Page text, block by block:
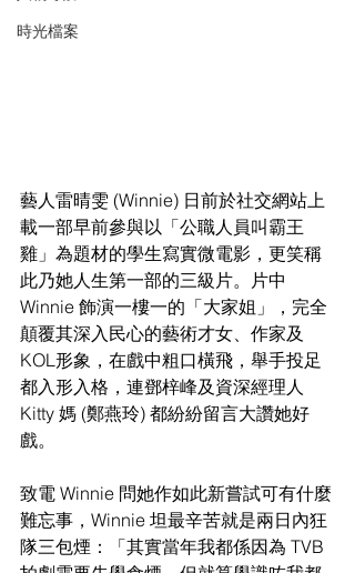
時光檔案
藝人雷晴雯 (Winnie) 日前於社交網站上
載一部早前參與以「公職人員叫霸王
雞」為題材的學生寫實微電影，更笑稱
此乃她人生第一部的三級片。片中
Winnie 飾演一樓一的「大家姐」，完全
顛覆其深入民心的藝術才女、作家及
KOL形象，在戲中粗口橫飛，舉手投足
都入形入格，連鄧梓峰及資深經理人
Kitty 媽 (鄭燕玲) 都紛紛留言大讚她好
戲。
致電 Winnie 問她作如此新嘗試可有什麼
難忘事，Winnie 坦最辛苦就是兩日內狂
隊三包煙：「其實當年我都係因為 TVB